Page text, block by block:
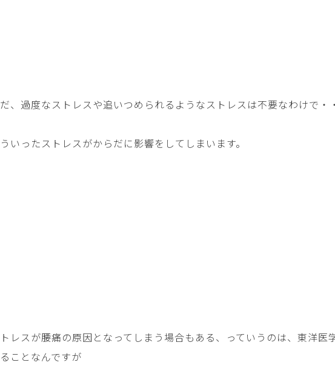
、過度なストレスや追いつめられるようなストレスは不要なわけで・・
いったストレスがからだに影響をしてしまいます。
レスが腰痛の原因となってしまう場合もある、っていうのは、東洋医
ことなんですが